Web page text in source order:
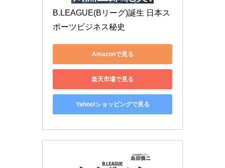
B.LEAGUE(Bリーグ)誕生 日本ス
ポーツビジネス秘史
Amazonで見る
楽天市場で見る
Yahoo!ショッピングで見る